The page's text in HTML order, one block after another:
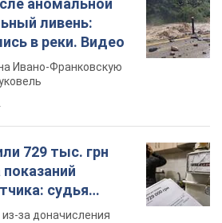
аномальной
ливень:
в реки. Видео
Ивано-Франковскую
729 тыс. грн
показаний
судья
решение
за доначисления